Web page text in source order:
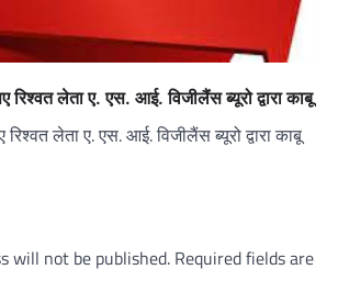
लेता ए. एस. आई. विजीलैंस ब्यूरो द्वारा काबू
लेता ए. एस. आई. विजीलैंस ब्यूरो द्वारा काबू
will not be published. Required fields are